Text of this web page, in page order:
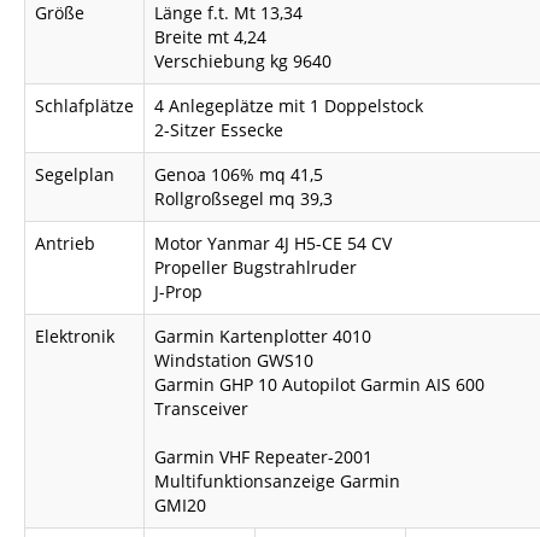
GALLERY
KONTAKTE
Größe
Länge f.t. Mt 13,34
Breite mt 4,24
Verschiebung kg 9640
Schlafplätze
4 Anlegeplätze mit 1 Doppelstock
2-Sitzer Essecke
Segelplan
Genoa 106% mq 41,5
Rollgroßsegel mq 39,3
Antrieb
Motor Yanmar 4J H5-CE 54 CV
Propeller Bugstrahlruder
J-Prop
Elektronik
Garmin Kartenplotter 4010
Windstation GWS10
Garmin GHP 10 Autopilot Garmin AIS 600
Transceiver
Garmin VHF Repeater-2001
Multifunktionsanzeige Garmin
GMI20